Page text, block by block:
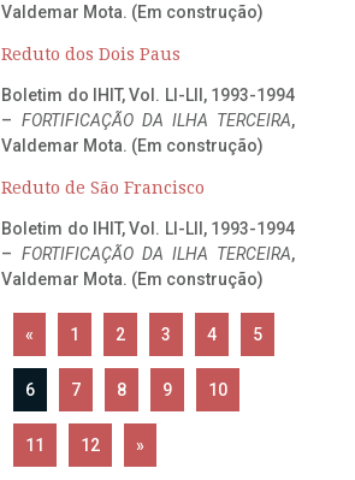
Valdemar Mota. (Em construção)
Reduto dos Dois Paus
Boletim do IHIT, Vol. LI-LII, 1993-1994
– FORTIFICAÇÃO DA ILHA TERCEIRA,
Valdemar Mota. (Em construção)
Reduto de São Francisco
Boletim do IHIT, Vol. LI-LII, 1993-1994
– FORTIFICAÇÃO DA ILHA TERCEIRA,
Valdemar Mota. (Em construção)
« 1 2 3 4 5
6 7 8 9 10
11 12 »